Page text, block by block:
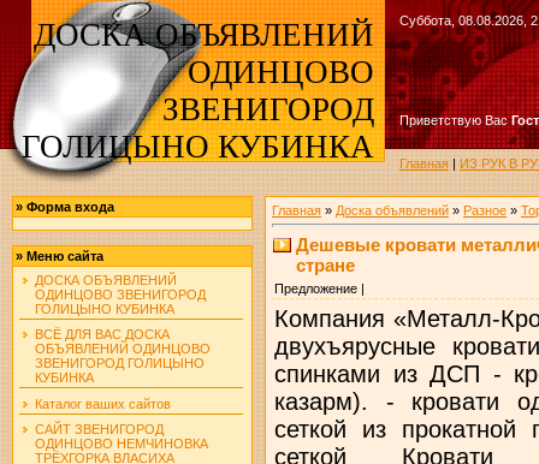
ДОСКА ОБЪЯВЛЕНИЙ
ОДИНЦОВО
ЗВЕНИГОРОД
ГОЛИЦЫНО КУБИНКА
Суббота, 08.08.2026,
Приветствую Вас
Главная|ИЗ РУК В
» Форма входа
» Меню сайта
ДОСКА ОБЪЯВЛЕНИЙ
ОДИНЦОВО ЗВЕНИГОРОД
ГОЛИЦЫНО КУБИНКА
ВСЁ ДЛЯ ВАС ДОСКА
ОБЪЯВЛЕНИЙ ОДИНЦОВО
ЗВЕНИГОРОД ГОЛИЦЫНО
КУБИНКА
Каталог ваших сайтов
САЙТ ЗВЕНИГОРОД
ОДИНЦОВО НЕМЧИНОВКА
ТРЁХГОРКА ВЛАСИХА
Главная» Доска объявлений» Разное»
Дешевые кровати
стране
Предложение |
Компания «Металл-
двухъярусные
спинками из ДСП -
казарм). - кровати
сеткой из
сеткой Кровати